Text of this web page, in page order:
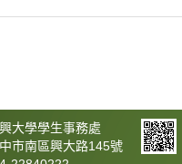
大學學生事務處
市南區興大路145號